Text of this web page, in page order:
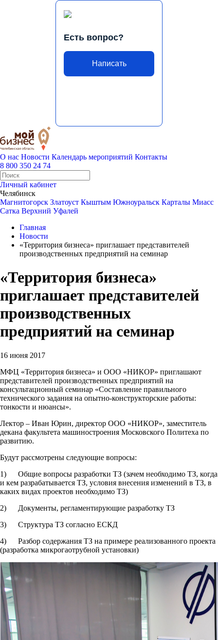
Есть вопрос?
Написать
О нас Новости Календарь мероприятий Контакты
8 800 350 24 74
Личный кабинет
Челябинск
Магнитогорск Златоуст Кыштым Южноуральск Карталы Миасс
Сатка Верхний Уфалей
Главная
Новости
«Территория бизнеса» приглашает представителей
производственных предприятий на семинар
«Территория бизнеса»
приглашает представителей
производственных
предприятий на семинар
16 июня 2017
МФЦ «Территория бизнеса» и ООО «НИКОР» приглашают
представителей производственных предприятий на
консультационный семинар «Составление правильного
технического задания на опытно-конструкторские работы:
тонкости и нюансы».
Лектор – Иван Юрин, директор ООО «НИКОР», заместитель
декана факультета машиностроения Московского Политеха по
развитию.
Будут рассмотрены следующие вопросы:
1) Общие вопросы разработки ТЗ (зачем необходимо ТЗ, когда
и кем разрабатывается ТЗ, условия внесения изменений в ТЗ, в
каких видах проектов необходимо ТЗ)
2) Документы, регламентирующие разработку ТЗ
3) Структура ТЗ согласно ЕСКД
4) Разбор содержания ТЗ на примере реализованного проекта
(разработка микрогаотрубной установки)